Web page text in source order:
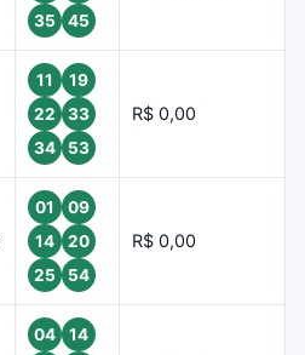
35
45
11
19
22
33
34
53
R$ 0,00
01
09
14
20
25
54
R$ 0,00
04
14